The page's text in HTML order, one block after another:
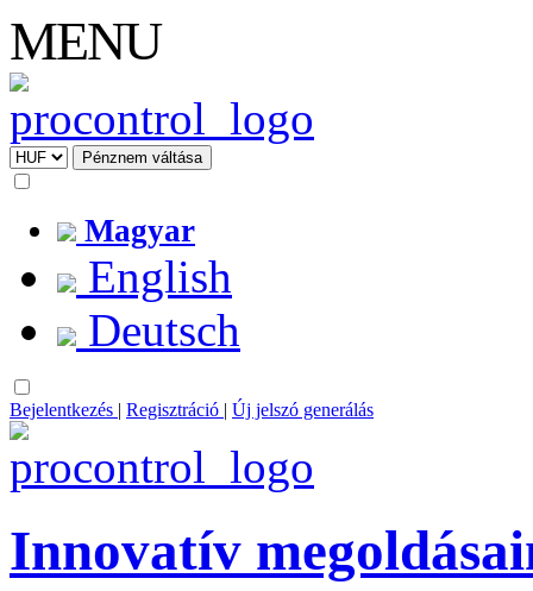
MENU
Magyar
English
Deutsch
Bejelentkezés | Regisztráció | Új jelszó generálás
Innovatív